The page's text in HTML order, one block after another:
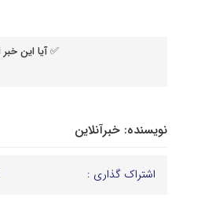
✅ آیا این
نویسنده: خبرآنلاین
اشتراک گذاری :